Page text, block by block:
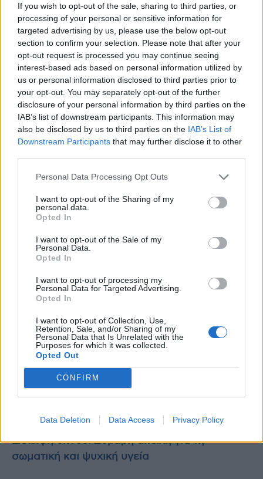
If you wish to opt-out of the sale, sharing to third parties, or
processing of your personal or sensitive information for
targeted advertising by us, please use the below opt-out
section to confirm your selection. Please note that after your
opt-out request is processed you may continue seeing
interest-based ads based on personal information utilized by
us or personal information disclosed to third parties prior to
your opt-out. You may separately opt-out of the further
disclosure of your personal information by third parties on the
IAB’s list of downstream participants. This information may
also be disclosed by us to third parties on the IAB’s List of
Downstream Participants that may further disclose it to other
Personal Data Processing Opt Outs
I want to opt-out of the Sharing of my
personal data.
Opted In
I want to opt-out of the Sale of my
Personal Data.
Opted In
I want to opt-out of processing my
Personal Data for Targeted Advertising.
Opted In
I want to opt-out of Collection, Use,
Retention, Sale, and/or Sharing of my
Personal Data that Is Unrelated with the
Purposes for which it was collected.
Opted Out
CONFIRM
Data Deletion Data Access Privacy Policy
υποτροπή (relapse). Περιλαμβάνει 15
ερωτήσεις και για να απαντηθούν χρειάζονται
περίπου μόνο 3-4 λεπτά.
Αποτελεί την πρώτη κλίμακα διεθνώς για τη
μέτρηση του εθισμού στο TikTok. Η εξαιρετική
αξιοπιστία και εγκυρότητα της, καθώς επίσης
και η απλότητα και η ευκολία στη συμπλήρωσή
της δίνουν τη δυνατότητα στους ερευνητές να
την χρησιμοποιήσουν στις μελέτες τους για τη
Επιπλέον, η μπορεί να χρησιμοποιηθεί και σε
κλινικό επίπεδο για την πρώιμη αναγνώριση
εθισμού, έτσι ώστε να αναζητήσουν έγκαιρα
την κατάλληλη φροντίδα υγείας. Καθώς τα
TikTok, χρησιμοποιούνται ολοένα και
περισσότερο και ιδιαίτερα μεταξύ των παιδιών
και των εφήβων, απαιτείται η εγρήγορση των
επιστημόνων υγείας για τις συνέπειες που
μπορεί να επιφέρουν.
Διαβάστε επίσης
Έλλειψη ύπνου: Σοβαρή απειλή για τη
σωματική και ψυχική υγεία